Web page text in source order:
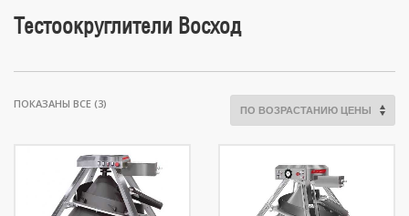
Тестоокруглители Восход
ПОКАЗАНЫ ВСЕ (3)